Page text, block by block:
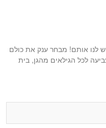
לנו אותם! מבחר ענק את כולם
לכל הגילאים מהגן, בית